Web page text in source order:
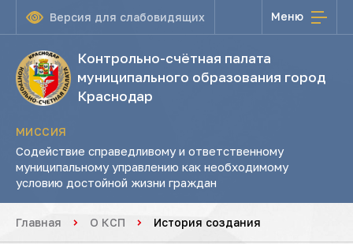
Версия для слабовидящих Меню
Контрольно-счётная палата
муниципального образования город
Краснодар
МИССИЯ
Содействие справедливому и ответственному
муниципальному управлению как необходимому
условию достойной жизни граждан
Главная О КСП История создания